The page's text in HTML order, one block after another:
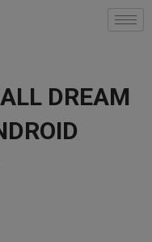
DREAM